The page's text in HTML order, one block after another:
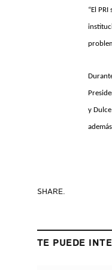
“El
y
SHARE.
TE PUEDE